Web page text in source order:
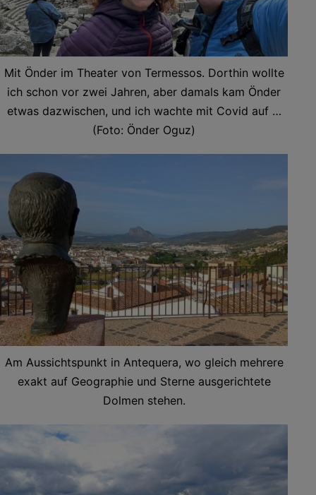
Mit Önder im Theater von Termessos. Dorthin wollte
ich schon vor zwei Jahren, aber damals kam Önder
etwas dazwischen, und ich wachte mit Covid auf …
(Foto: Önder Oguz)
Am Aussichtspunkt in Antequera, wo gleich mehrere
exakt auf Geographie und Sterne ausgerichtete
Dolmen stehen.